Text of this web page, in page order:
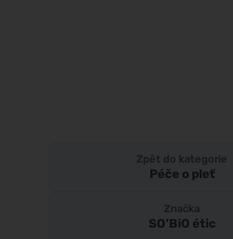
Zpět do kategorie
Péče o pleť
Značka
SO’BiO étic